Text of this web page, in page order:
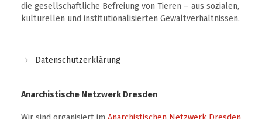
die gesellschaftliche Befreiung von Tieren – aus sozialen,
kulturellen und institutionalisierten Gewaltverhältnissen.
Datenschutzerklärung
Anarchistische Netzwerk Dresden